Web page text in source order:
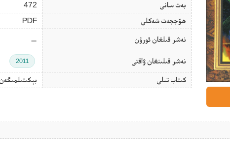
بەت سانى
472
ھۆججەت شەكلى
PDF
نەشر قىلغان ئورۇن —
نەشر قىلىنغان ۋاقتى 2011
كىتاب تىلى بېكىتىلمىگەن